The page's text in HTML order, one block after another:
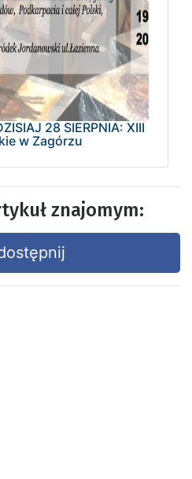
28 SIERPNIA: XIII
w Zagórzu
znajomym: